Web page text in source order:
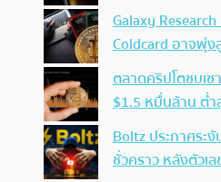
Galaxy
Coldcard อาจพุ่
ตลาดคริปโตซบเ
$1.5 หมื่นล้าน ต่
Boltz ประกาศระ
ชั่วคราว หลังตัวเ